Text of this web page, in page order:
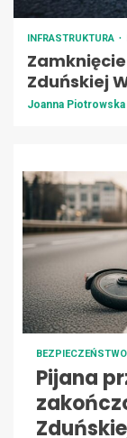
INFRASTRUKTURA
Zduńskiej
Joanna Piotrowska
BEZPIECZEŃSTWO
Pijana